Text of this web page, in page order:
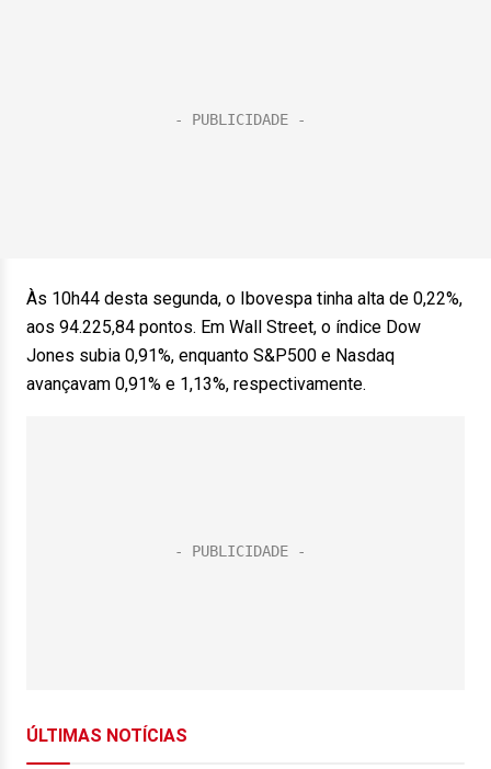
Às 10h44 desta segunda, o Ibovespa tinha alta de 0,22%,
aos 94.225,84 pontos. Em Wall Street, o índice Dow
Jones subia 0,91%, enquanto S&P500 e Nasdaq
avançavam 0,91% e 1,13%, respectivamente.